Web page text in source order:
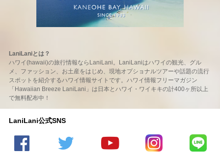
LaniLaniとは？
ハワイ(hawaii)の旅行情報ならLaniLani。LaniLaniはハワイの観光、グル
メ、ファッション、お土産をはじめ、現地オプショナルツアーや話題の流行
スポットを紹介するハワイ情報サイトです。ハワイ情報フリーマガジン
「Hawaiian Breeze LaniLani」は日本とハワイ・ワイキキの計400ヶ所以上
で無料配布中！
LaniLani公式SNS